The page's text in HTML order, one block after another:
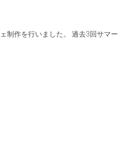
制作を行いました。 過去3回サマー